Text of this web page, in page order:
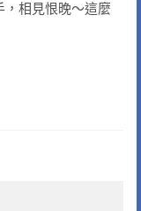
，相見恨晚～這麼